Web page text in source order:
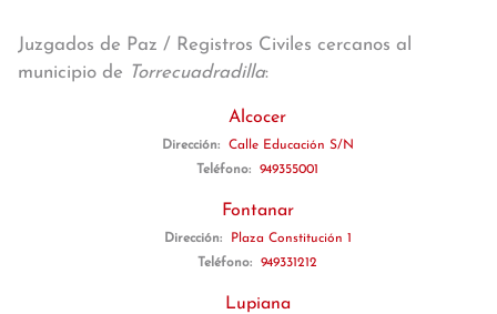
Juzgados de Paz / Registros Civiles cercanos al
municipio de Torrecuadradilla:
Alcocer
Dirección:
Calle Educación S/N
Teléfono:
949355001
Fontanar
Dirección:
Plaza Constitución 1
Teléfono:
949331212
Lupiana